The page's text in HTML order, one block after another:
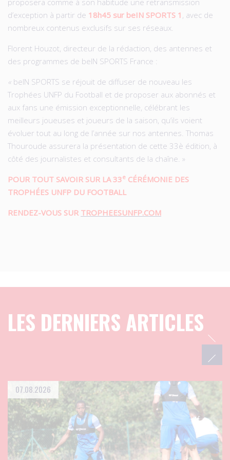
d’exception à partir de 18h45 sur beIN SPORTS 1 , avec de
nombreux contenus exclusifs sur ses réseaux.
Florent Houzot, directeur de la rédaction, des antennes et
des programmes de beIN SPORTS France :
« beIN SPORTS se réjouit de diffuser de nouveau les
Trophées UNFP du Football et de proposer aux abonnés et
aux fans une émission exceptionnelle, célébrant les
meilleurs joueuses et joueurs de la saison, qu’ils voient
évoluer tout au long de l’année sur nos antennes. Thomas
Thouroude assurera la présentation de cette 33è édition, à
côté des journalistes et consultants de la chaîne. »
POUR TOUT SAVOIR SUR LA 33e CÉRÉMONIE DES
TROPHÉES UNFP DU FOOTBALL
RENDEZ-VOUS SUR TROPHEESUNFP.COM
LES DERNIERS ARTICLES
07.08.2026